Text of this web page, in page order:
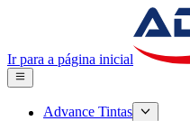
Ir para a página inicial
Advance Tintas